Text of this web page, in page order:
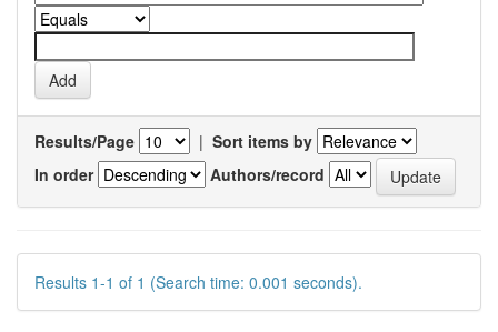
Results/Page | Sort items by
In order
Authors/record
Results 1-1 of 1 (Search time: 0.001 seconds).